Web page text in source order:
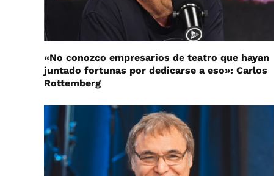
«No conozco empresarios de teatro que hayan
juntado fortunas por dedicarse a eso»: Carlos
Rottemberg